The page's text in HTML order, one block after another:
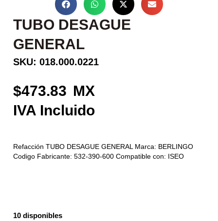
TUBO DESAGUE
GENERAL
SKU: 018.000.0221
473.83
Refacción TUBO DESAGUE GENERAL Marca: BERLINGO
Codigo Fabricante: 532-390-600 Compatible con: ISEO
10 disponibles